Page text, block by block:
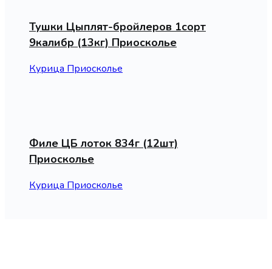
Тушки Цыплят-бройлеров 1сорт
9калибр (13кг) Приосколье
Курица Приосколье
Филе ЦБ лоток 834г (12шт)
Приосколье
Курица Приосколье